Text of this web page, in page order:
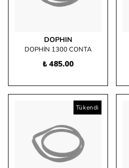
DOPHIN
DOPHİN 1300 CONTA
₺ 485.00
Tükendi